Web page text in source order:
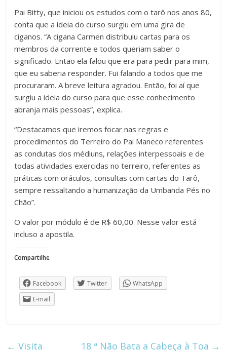
Pai Bitty, que iniciou os estudos com o tarô nos anos 80,
conta que a ideia do curso surgiu em uma gira de
ciganos. “A cigana Carmen distribuiu cartas para os
membros da corrente e todos queriam saber o
significado. Então ela falou que era para pedir para mim,
que eu saberia responder. Fui falando a todos que me
procuraram. A breve leitura agradou. Então, foi aí que
surgiu a ideia do curso para que esse conhecimento
abranja mais pessoas”, explica.
“Destacamos que iremos focar nas regras e
procedimentos do Terreiro do Pai Maneco referentes
as condutas dos médiuns, relações interpessoais e de
todas atividades exercidas no terreiro, referentes as
práticas com oráculos, consultas com cartas do Tarô,
sempre ressaltando a humanização da Umbanda Pés no
Chão”.
O valor por módulo é de R$ 60,00. Nesse valor está
incluso a apostila.
Compartilhe
Facebook Twitter
WhatsApp
E-mail
← Visita 18 ª Não Bata a Cabeça à Toa →